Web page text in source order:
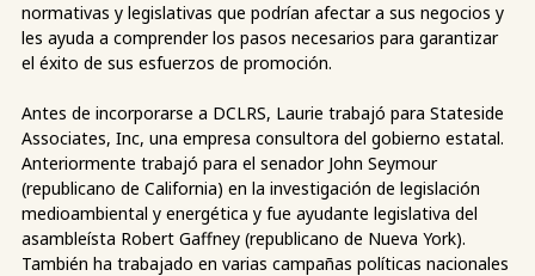
normativas y legislativas que podrían afectar a sus negocios y
les ayuda a comprender los pasos necesarios para garantizar
el éxito de sus esfuerzos de promoción.
Antes de incorporarse a DCLRS, Laurie trabajó para Stateside
Associates, Inc, una empresa consultora del gobierno estatal.
Anteriormente trabajó para el senador John Seymour
(republicano de California) en la investigación de legislación
medioambiental y energética y fue ayudante legislativa del
asambleísta Robert Gaffney (republicano de Nueva York).
También ha trabajado en varias campañas políticas nacionales